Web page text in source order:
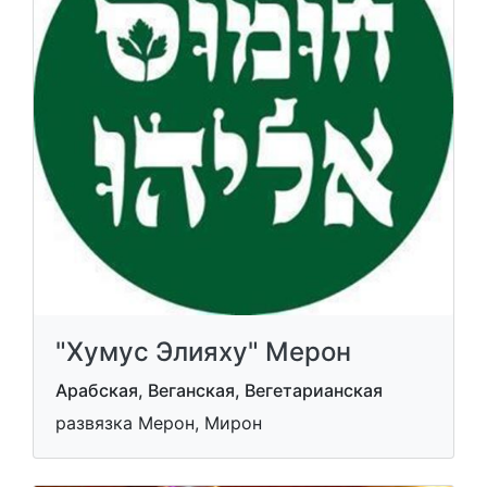
"Хумус Элияху" Мерон
Арабская, Веганская, Вегетарианская
развязка Мерон, Мирон